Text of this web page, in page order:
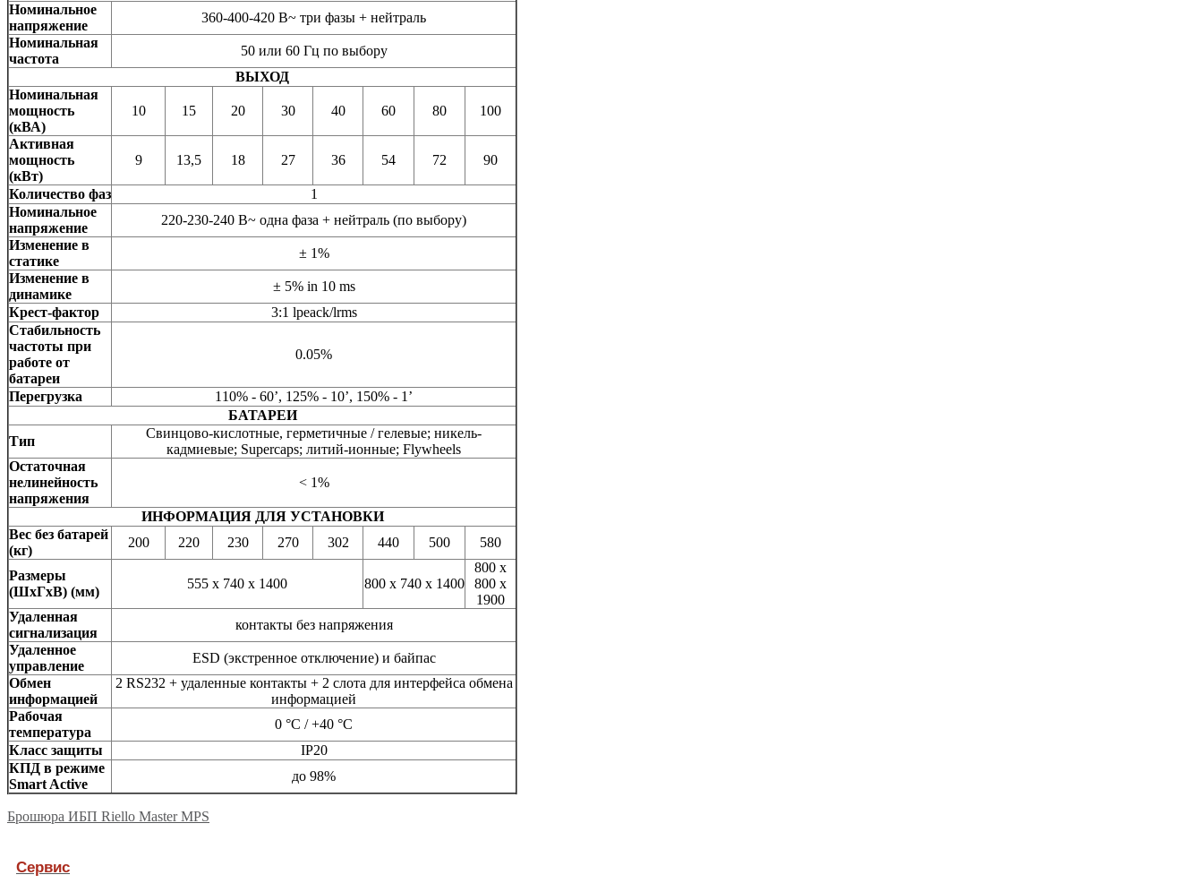
Номинальное
напряжение
360-400-420 В~ три фазы + нейтраль
Номинальная
частота
50 или 60 Гц по выбору
ВЫХОД
Номинальная
мощность
(кВА)
10 15 20 30 40 60 80 100
Активная
мощность
(кВт)
9 13,5 18 27 36 54 72 90
Количество фаз
1
Номинальное
напряжение
220-230-240 В~ одна фаза + нейтраль (по выбору)
Изменение в
статике
± 1%
Изменение в
динамике
± 5% in 10 ms
Крест-фактор
3:1 lpeack/lrms
Стабильность
частоты при
работе от
батареи
0.05%
Перегрузка
110% - 60’, 125% - 10’, 150% - 1’
БАТАРЕИ
Тип
Свинцово-кислотные, герметичные / гелевые; никель-
кадмиевые; Supercaps; литий-ионные; Flywheels
Остаточная
нелинейность
напряжения
< 1%
ИНФОРМАЦИЯ ДЛЯ УСТАНОВКИ
Вес без батарей
(кг)
200 220 230 270 302 440 500 580
Размеры
(ШхГхВ) (мм)
555 x 740 x 1400 800 x 740 x 1400
800 x
800 x
1900
Удаленная
сигнализация
контакты без напряжения
Удаленное
управление
ESD (экстренное отключение) и байпас
Обмен
информацией
2 RS232 + удаленные контакты + 2 cлота для интерфейса обмена
информацией
Рабочая
температура
0 °C / +40 °C
Класс защиты
IP20
КПД в режиме
Smart Active
до 98%
Брошюра ИБП Riello Master MPS
Сервис